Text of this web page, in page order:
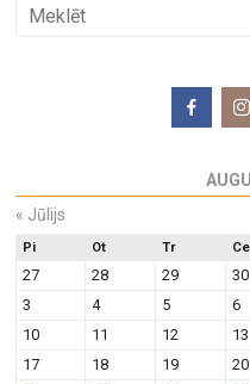
« Jūlijs
Pi Ot Tr Ce
27 28 29 30
3
4 5 6
10
11 12 13
17
18 19 20